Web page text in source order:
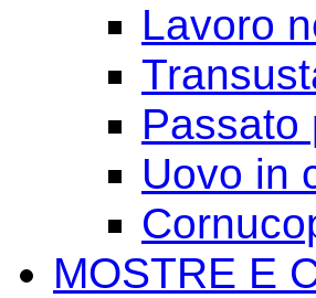
Lavoro
Passato
Uovo in
MOSTRE E